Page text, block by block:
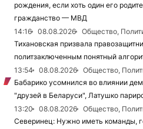
рождения, если хоть один его
гражданство — МВД
14:16
08.08.2026
Общество,
Тихановская призвала
политзаключенным понятный
13:54
08.08.2026
Общество,
Бабарико усомнился во влиянии
"друзей в Беларуси", Латушко
13:20
08.08.2026
Общество,
Северинец: Нужно иметь команды,